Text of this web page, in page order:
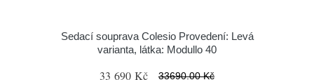
Sedací souprava Colesio Provedení: Levá
varianta, látka: Modullo 40
33 690 Kč 33690.00 Kč